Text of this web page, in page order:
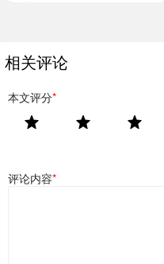
朝晖
相关评论
本文评分*
评论内容*